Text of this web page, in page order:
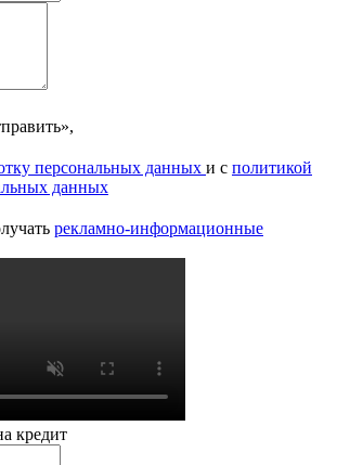
персональных данных и с политикой
данных
рекламно-информационные
кредит